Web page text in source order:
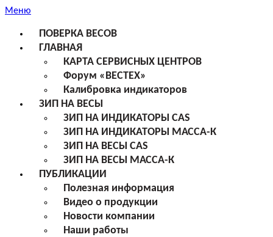
Меню
ПОВЕРКА ВЕСОВ
ГЛАВНАЯ
КАРТА СЕРВИСНЫХ ЦЕНТРОВ
Форум «ВЕСТЕХ»
Калибровка индикаторов
ЗИП НА ВЕСЫ
ЗИП НА ИНДИКАТОРЫ CAS
ЗИП НА ИНДИКАТОРЫ МАССА-К
ЗИП НА ВЕСЫ CAS
ЗИП НА ВЕСЫ МАССА-К
ПУБЛИКАЦИИ
Полезная информация
Видео о продукции
Новости компании
Наши работы